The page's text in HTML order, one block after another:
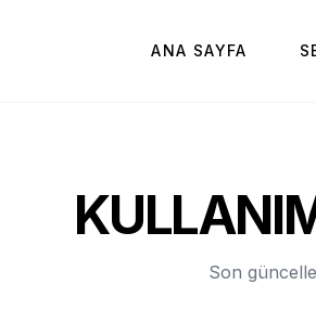
ANA SAYFA
Son